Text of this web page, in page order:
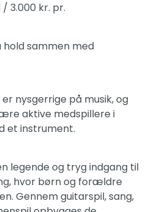
3.000 kr. pr.
hold sammen med
er nysgerrige på musik, og
aktive medspillere i
et instrument.
legende og tryg indgang til
hvor børn og forældre
Gennem guitarspil, sang,